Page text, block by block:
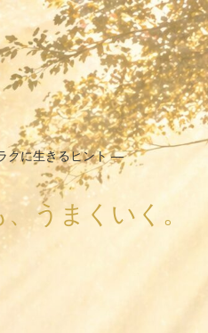
クに生きるヒント ―
うまくいく。